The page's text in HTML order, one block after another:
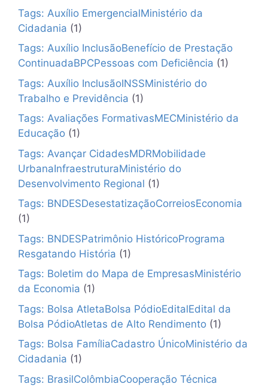
Tags: Auxílio EmergencialMinistério da
Cidadania (1)
Tags: Auxílio InclusãoBenefício de Prestação
ContinuadaBPCPessoas com Deficiência (1)
Tags: Auxílio InclusãoINSSMinistério do
Trabalho e Previdência (1)
Tags: Avaliações FormativasMECMinistério da
Educação (1)
Tags: Avançar CidadesMDRMobilidade
UrbanaInfraestruturaMinistério do
Desenvolvimento Regional (1)
Tags: BNDESDesestatizaçãoCorreiosEconomia
(1)
Tags: BNDESPatrimônio HistóricoPrograma
Resgatando História (1)
Tags: Boletim do Mapa de EmpresasMinistério
da Economia (1)
Tags: Bolsa AtletaBolsa PódioEditalEdital da
Bolsa PódioAtletas de Alto Rendimento (1)
Tags: Bolsa FamíliaCadastro ÚnicoMinistério da
Cidadania (1)
Tags: BrasilColômbiaCooperação Técnica